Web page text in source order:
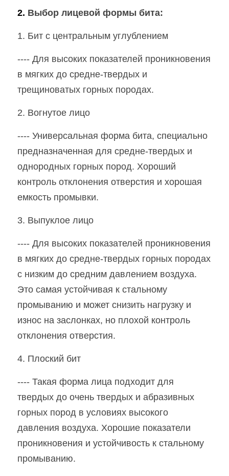
2. Выбор лицевой формы бита:
1. Бит с центральным углублением
---- Для высоких показателей проникновения
в мягких до средне-твердых и
трещиноватых горных породах.
2. Вогнутое лицо
---- Универсальная форма бита, специально
предназначенная для средне-твердых и
однородных горных пород. Хороший
контроль отклонения отверстия и хорошая
емкость промывки.
3. Выпуклое лицо
---- Для высоких показателей проникновения
в мягких до средне-твердых горных породах
с низким до средним давлением воздуха.
Это самая устойчивая к стальному
промыванию и может снизить нагрузку и
износ на заслонках, но плохой контроль
отклонения отверстия.
4. Плоский бит
---- Такая форма лица подходит для
твердых до очень твердых и абразивных
горных пород в условиях высокого
давления воздуха. Хорошие показатели
проникновения и устойчивость к стальному
промыванию.